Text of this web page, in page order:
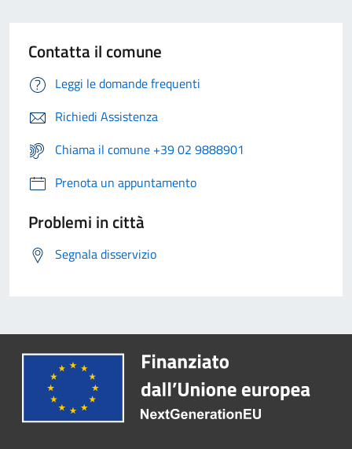
Contatta il comune
Leggi le domande frequenti
Richiedi Assistenza
Chiama il comune +39 02 9888901
Prenota un appuntamento
Problemi in città
Segnala disservizio